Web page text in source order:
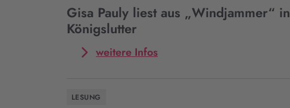
Gisa Pauly liest aus „Windjammer“ in
Königslutter
weitere InfosMehr
LESUNG